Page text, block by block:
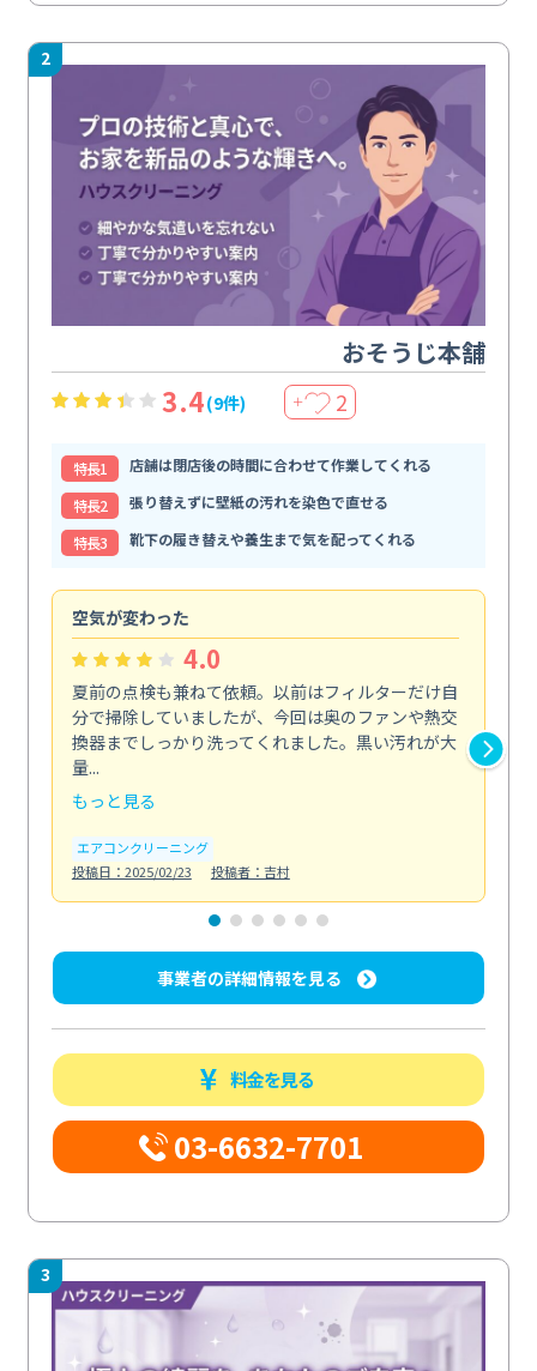
2
おそうじ本舗
3.4(9件) ＋ 2
特⻑1
店舗は閉店後の時間に合わせて作業してくれる
特⻑2
張り替えずに壁紙の汚れを染色で直せる
特⻑3
靴下の履き替えや養生まで気を配ってくれる
空気が変わった
4.0
夏前の点検も兼ねて依頼。以前はフィルターだけ自
分で掃除していましたが、今回は奥のファンや熱交
換器までしっかり洗ってくれました。黒い汚れが大
量...
もっと見る
エアコンクリーニング
投稿日：2025/02/23
投稿者：吉村
事業者の詳細情報を見る
料金を見る
03-6632-7701
3